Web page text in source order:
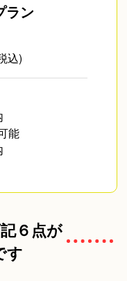
ラン
込)
能
６点が
す